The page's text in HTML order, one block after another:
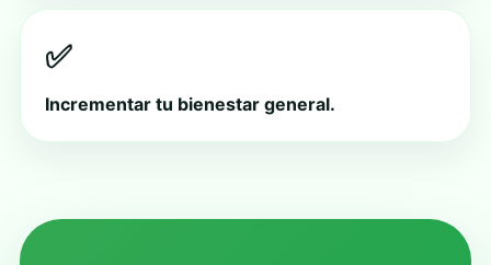
✅
Incrementar tu bienestar general.